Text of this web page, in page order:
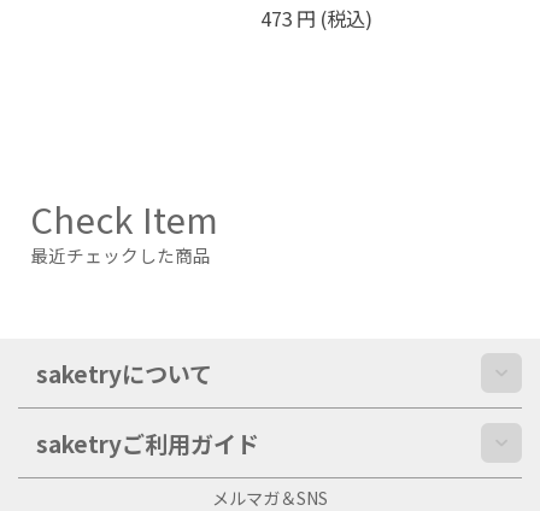
Check Item
最近チェックした商品
saketryについて
saketryご利用ガイド
メルマガ＆SNS